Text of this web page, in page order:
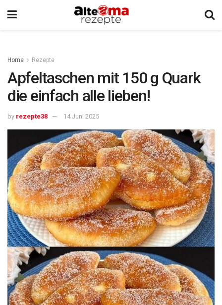
Home Rezepte
Apfeltaschen mit 150 g Quark
die einfach alle lieben!
by rezepte38 14 Juni 2025